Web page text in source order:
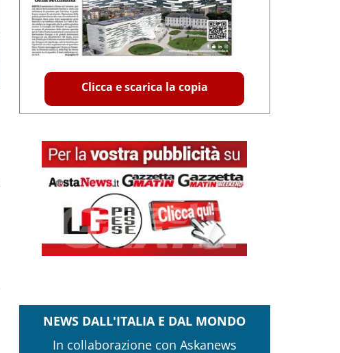
Clicca e scarica la copia
NEWS DALL'ITALIA E DAL MONDO
In collaborazione con Askanews